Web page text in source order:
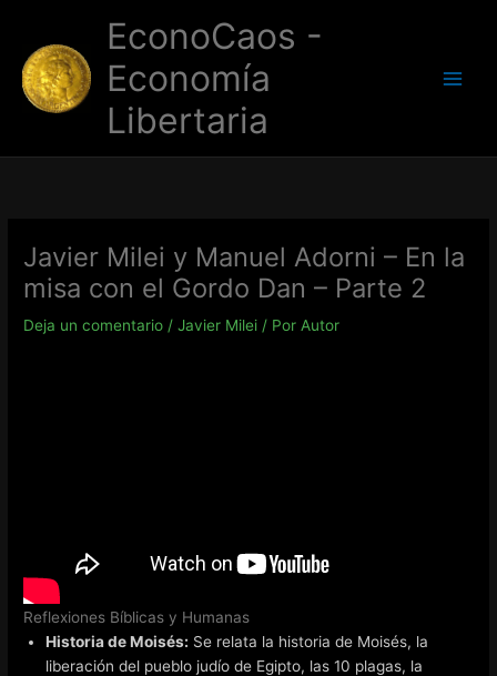
contenido
EconoCaos -
Economía
Libertaria
Javier Milei y Manuel Adorni – En la
misa con el Gordo Dan – Parte 2
Deja un comentario /Javier Milei / Por Autor
Reflexiones Bíblicas y Humanas
Historia de Moisés: Se relata la historia de Moisés, la
liberación del pueblo judío de Egipto, las 10 plagas, la